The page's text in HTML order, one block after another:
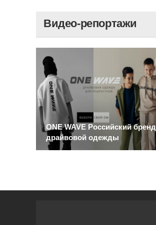
Видео-репортажи
ONE WAVE Российский бренд
драйвовой одежды